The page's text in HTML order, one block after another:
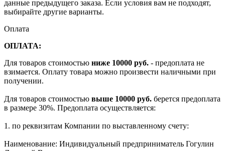
данные предыдущего заказа. Если условия вам не подходят,
выбирайте другие варианты.
Оплата
ОПЛАТА:
Для товаров стоимостью ниже 10000 руб. - предоплата не
взимается. Оплату товара можно произвести наличными при
получении.
Для товаров стоимостью выше 10000 руб. берется предоплата
в размере 30%. Предоплата осуществляется:
1. по реквизитам Компании по выставленному счету:
Наименование: Индивидуальный предприниматель Гогулин